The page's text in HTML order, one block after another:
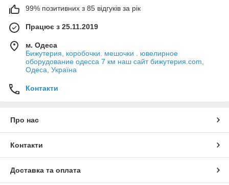
99% позитивних з 85 відгуків за рік
Працює з 25.11.2019
м. Одеса
Бижутерия, коробочки. мешочки . ювелирное
оборудование одесса 7 км наш сайт бижутерия.com,
Одеса, Україна
Контакти
Про нас
Контакти
Доставка та оплата